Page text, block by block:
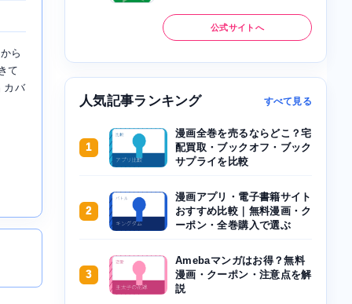
ら
て
カバ
公式サイトへ
人気記事ランキング すべて見る
1
漫画全巻を売るならどこ？宅
配買取・ブックオフ・ブック
サプライを比較
2
漫画アプリ・電子書籍サイト
おすすめ比較｜無料漫画・ク
ーポン・全巻購入で選ぶ
3
Amebaマンガはお得？無料
漫画・クーポン・注意点を解
説